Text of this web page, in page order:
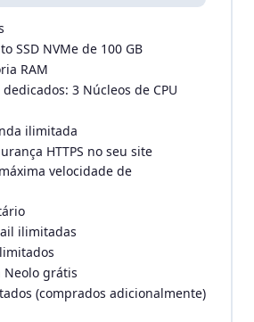
SSD NVMe de 100 GB
RAM
3 Núcleos de CPU
ilimitada
HTTPS no seu site
velocidade de
ilimitadas
Neolo grátis
(comprados adicionalmente)